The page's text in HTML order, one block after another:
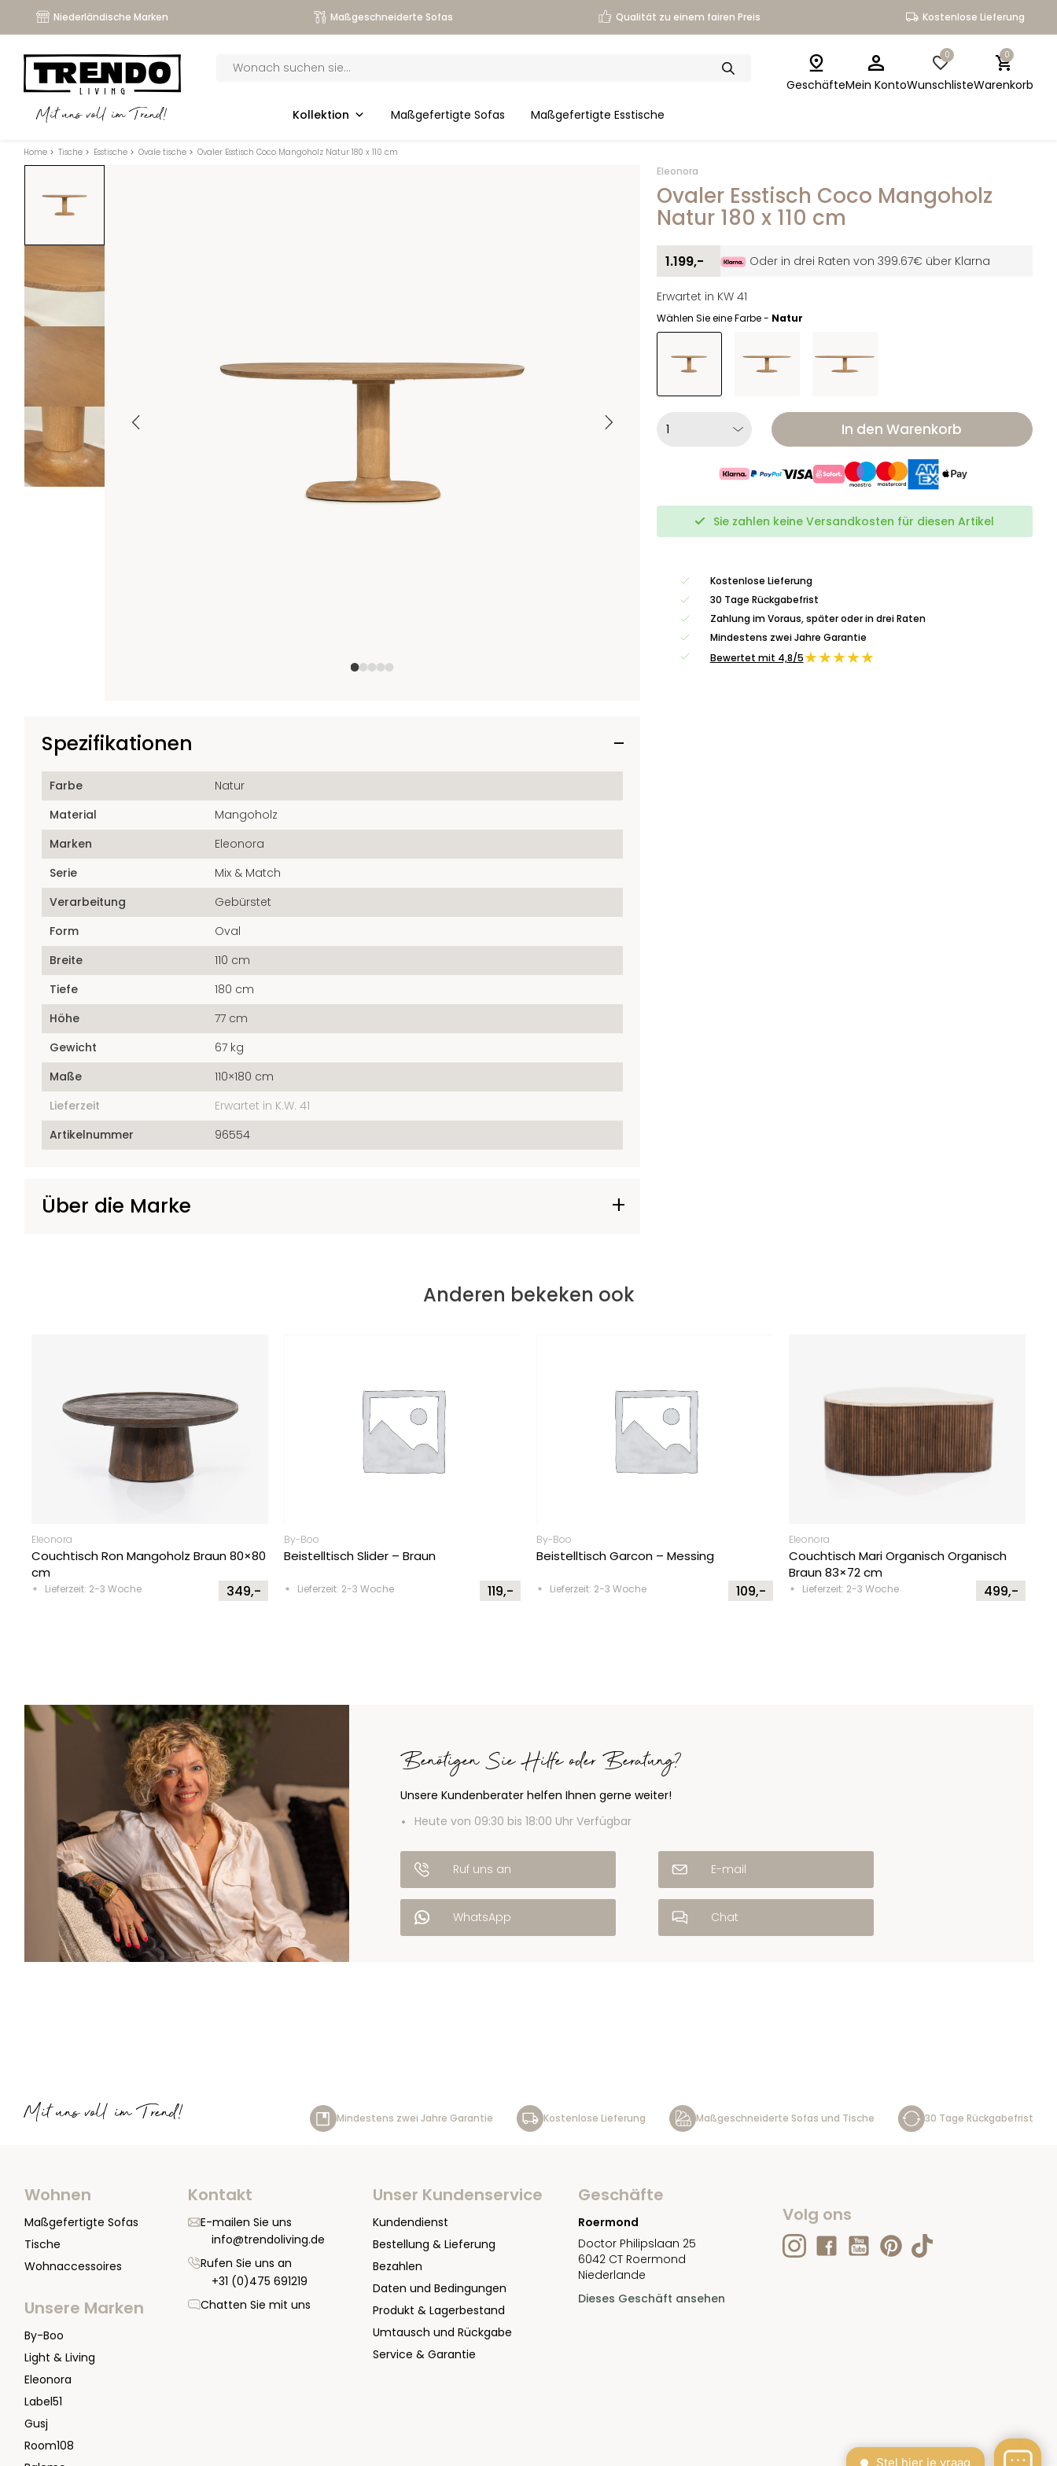
Niederländische Marken Maßgeschneiderte Sofas Qualität zu einem fairen Preis Kostenlose Lieferung
Mit uns voll im Trend!
search
Kollektion Maßgefertigte Sofas Maßgefertigte Esstische
GeschäfteMein Konto
0
Wunschliste
0
Warenkorb
Home > Tische > Esstische > Ovale tische > Ovaler Esstisch Coco Mangoholz Natur 180 x 110 cm
Spezifikationen
Farbe
Natur
Material
Mangoholz
Marken
Eleonora
Serie
Mix & Match
Verarbeitung
Gebürstet
Form
Oval
Breite
110 cm
Tiefe
180 cm
Höhe
77 cm
Gewicht
67 kg
Maße
110×180 cm
Lieferzeit
Erwartet in K.W. 41
Artikelnummer
96554
Über die Marke
Eleonora
Ovaler Esstisch Coco Mangoholz
Natur 180 x 110 cm
1.199,- Oder in drei Raten von 399.67€ über Klarna
Erwartet in KW 41
Wählen Sie eine Farbe - Natur
In den Warenkorb
Sie zahlen keine Versandkosten für diesen Artikel
Kostenlose Lieferung
30 Tage Rückgabefrist
Zahlung im Voraus, später oder in drei Raten
Mindestens zwei Jahre Garantie
Bewertet mit 4,8/5★★★★★
Anderen bekeken ook
Eleonora
Couchtisch Ron Mangoholz Braun 80×80
cm
Lieferzeit: 2-3 Woche 349,-
By-Boo
Beistelltisch Slider – Braun
Lieferzeit: 2-3 Woche 119,-
By-Boo
Beistelltisch Garcon – Messing
Lieferzeit: 2-3 Woche 109,-
Eleonora
Couchtisch Mari Organisch Organisch
Braun 83×72 cm
Lieferzeit: 2-3 Woche 499,-
Benötigen Sie Hilfe oder Beratung?
Unsere Kundenberater helfen Ihnen gerne weiter!
Heute von 09:30 bis 18:00 Uhr Verfügbar
Ruf uns an E-mail
WhatsApp Chat
Mit uns voll im Trend! Mindestens zwei Jahre Garantie Kostenlose Lieferung Maßgeschneiderte Sofas und Tische 30 Tage Rückgabefrist
Wohnen
Maßgefertigte Sofas
Tische
Wohnaccessoires
Unsere Marken
By-Boo
Light & Living
Eleonora
Label51
Gusj
Room108
Kontakt
E-mailen Sie uns
info@trendoliving.de
Rufen Sie uns an
+31 (0)475 691219
Chatten Sie mit uns
Unser Kundenservice
Kundendienst
Bestellung & Lieferung
Bezahlen
Daten und Bedingungen
Produkt & Lagerbestand
Umtausch und Rückgabe
Service & Garantie
Geschäfte
Roermond
Doctor Philipslaan 25
6042 CT Roermond
Niederlande
Dieses Geschäft ansehen
Volg ons